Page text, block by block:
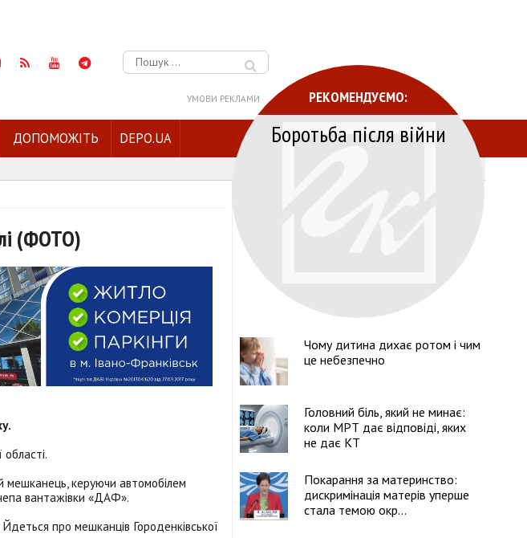
Пошук:
УМОВИ РЕКЛАМИ
ДОПОМОЖІТЬ DEPO.UA
(ФОТО)
мешканець, керуючи автомобілем
вантажівки «ДАФ».
про мешканців Городенківської
РЕКОМЕНДУЄМО:
Боротьба після війни
Чому дитина дихає ротом і чим
це небезпечно
Головний біль, який не минає:
коли МРТ дає відповіді, яких
не дає КТ
Покарання за материнство:
дискримінація матерів уперше
стала темою окр...